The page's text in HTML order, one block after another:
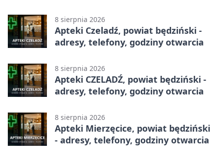
8 sierpnia 2026
Apteki Czeladź, powiat będziński -
adresy, telefony, godziny otwarcia
8 sierpnia 2026
Apteki CZELADŹ, powiat będziński -
adresy, telefony, godziny otwarcia
8 sierpnia 2026
Apteki Mierzęcice, powiat będziński
- adresy, telefony, godziny otwarcia